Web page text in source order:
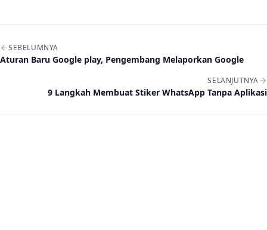
Navigasi artikel
SEBELUMNYA
Aturan Baru Google play, Pengembang Melaporkan Google
SELANJUTNYA
9 Langkah Membuat Stiker WhatsApp Tanpa Aplikasi